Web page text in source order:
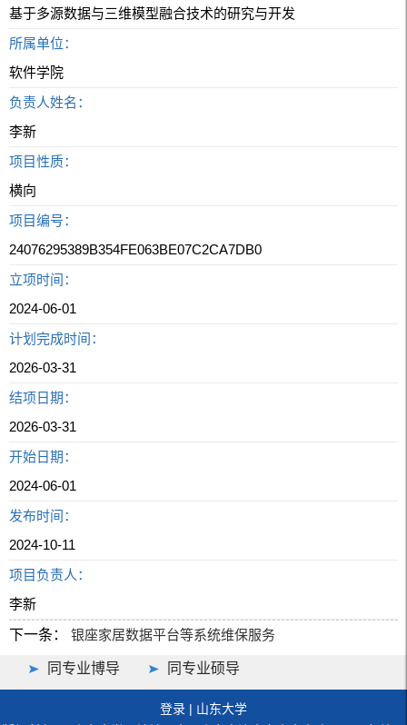
基于多源数据与三维模型融合技术的研究与开发
所属单位：
软件学院
负责人姓名：
李新
项目性质：
横向
项目编号：
24076295389B354FE063BE07C2CA7DB0
立项时间：
2024-06-01
计划完成时间：
2026-03-31
结项日期：
2026-03-31
开始日期：
2024-06-01
发布时间：
2024-10-11
项目负责人：
李新
下一条：
银座家居数据平台等系统维保服务
同专业博导 同专业硕导
登录 | 山东大学